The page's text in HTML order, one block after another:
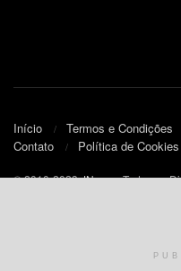
Início Termos e Condições
Contato
Política de
© 2010-2023JNews- Todos os